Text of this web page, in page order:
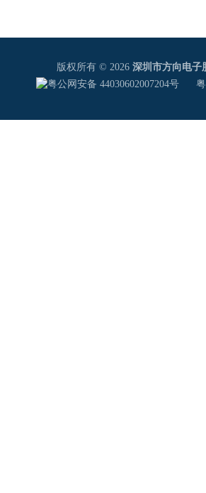
版权所有 © 2026 深圳市方向电子
粤公网安备 44030602007204号